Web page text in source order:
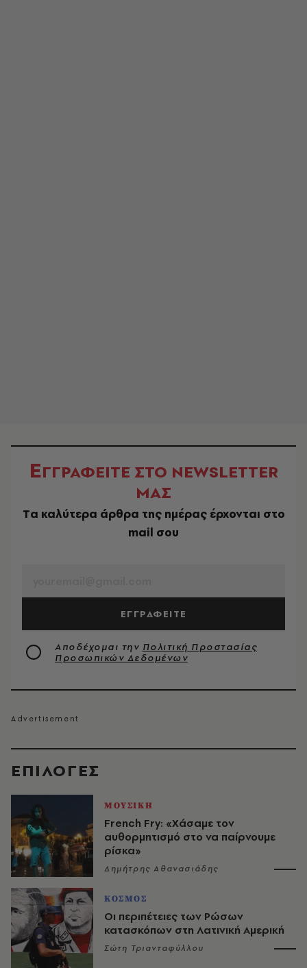
EΠΙΛΟΓΈΣ
ΜΟΥΣΙΚΗ
French Fry: «Χάσαμε τον
αυθορμητισμό στο να παίρνουμε
ρίσκα»
Δημήτρης Αθανασιάδης
ΚΟΣΜΟΣ
Οι περιπέτειες των Ρώσων
κατασκόπων στη Λατινική Αμερική
Σώτη Τριανταφύλλου
ΕΓΓΡΑΦΕΙΤΕ ΣΤΟ NEWSLETTER
ΜΑΣ
Tα καλύτερα άρθρα της ημέρας έρχονται στο
mail σου
ΕΓΓΡΑΦΕΙΤΕ
Αποδέχομαι την Πολιτική Προστασίας
Προσωπικών Δεδομένων